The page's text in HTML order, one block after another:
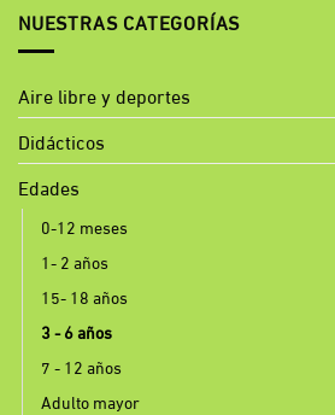
NUESTRAS CATEGORÍAS
Aire libre y deportes
Didácticos
Edades
0-12 meses
1- 2 años
15- 18 años
3 - 6 años
7 - 12 años
Adulto mayor